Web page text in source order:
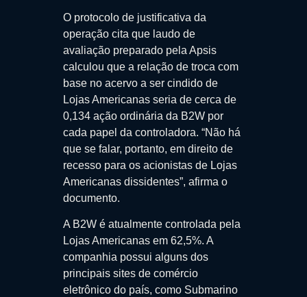
O protocolo de justificativa da
operação cita que laudo de
avaliação preparado pela Apsis
calculou que a relação de troca com
base no acervo a ser cindido de
Lojas Americanas seria de cerca de
0,134 ação ordinária da B2W por
cada papel da controladora. “Não há
que se falar, portanto, em direito de
recesso para os acionistas de Lojas
Americanas dissidentes”, afirma o
documento.
A B2W é atualmente controlada pela
Lojas Americanas em 62,5%. A
companhia possui alguns dos
principais sites de comércio
eletrônico do país, como Submarino